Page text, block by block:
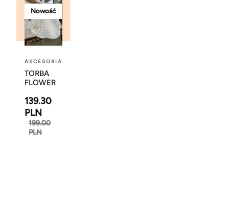
Nowość
AKCESORIA
TORBA
FLOWER
139.30
PLN
199.00
PLN